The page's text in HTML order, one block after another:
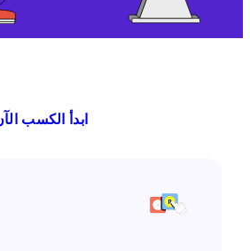
ابدأ الكسب الآن